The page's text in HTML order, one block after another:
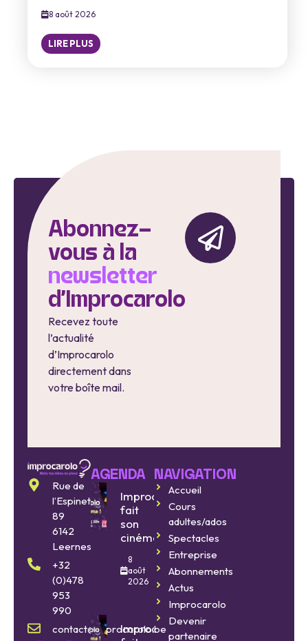
8 août 2026
LIRE PLUS
Abonnez-
vous à la
newsletter
d'Improcarolo
Recevez toute
l’actualité
d’Improcarolo
directement dans
votre boîte mail.
Rue de
l’Espinette
89
6142
Leernes
+32
(0)478
953
990
contact@improcarolo.be
AGENDA
Improcarolo
fait
son
cinéma
8
août
2026
Improcarolo
NAVIGATION
Accueil
Cours
adultes/ados
Spectacles
Entreprise
Abonnements
Actus
Improcarolo
Devenir
partenaire